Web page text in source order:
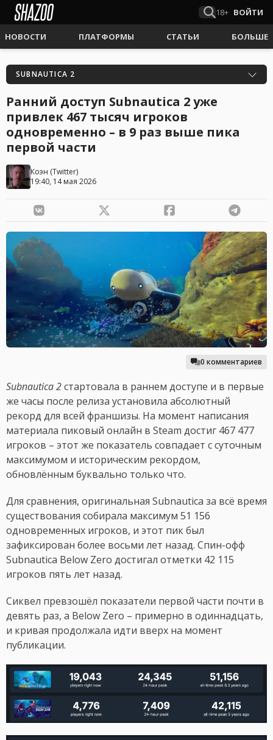
18+ ВОЙТИ
НОВОСТИ ПЛАТФОРМЫ СТАТЬИ БОЛЬШЕ
SUBNAUTICA 2
Ранний доступ Subnautica 2 уже
привлек 467 тысяч игроков
одновременно – в 9 раз выше пика
первой части
Коэн (Twitter)
19:40, 14 мая 2026
0 комментариев
Subnautica 2стартовала в раннем доступе и в первые
же часы после релиза установила абсолютный
рекорд для всей франшизы. На момент написания
материала пиковый онлайн в Steam достиг 467 477
игроков – этот же показатель совпадает с суточным
максимумом и историческим рекордом,
обновлённым буквально только что.
Для сравнения, оригинальная Subnautica за всё время
существования собирала максимум 51 156
одновременных игроков, и этот пик был
зафиксирован более восьми лет назад. Спин-офф
Subnautica Below Zero достигал отметки 42 115
игроков пять лет назад.
Сиквел превзошёл показатели первой части почти в
девять раз, а Below Zero – примерно в одиннадцать,
и кривая продолжала идти вверх на момент
публикации.